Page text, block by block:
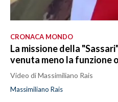
CRONACA MONDO
La missione della
venuta meno la funzione
Video di Massimiliano Rais
Massimiliano Rais